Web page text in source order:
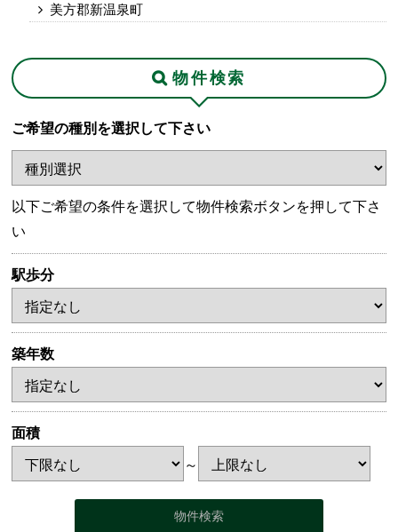
美方郡新温泉町
物件検索
ご希望の種別を選択して下さい
以下ご希望の条件を選択して物件検索ボタンを押して下さ
い
駅歩分
築年数
面積
～